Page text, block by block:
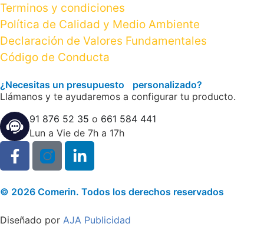
Terminos y condiciones
Política de Calidad y Medio Ambiente
Declaración de Valores Fundamentales
Código de Conducta
¿Necesitas un presupuesto personalizado?
Llámanos y te ayudaremos a configurar tu producto.
91 876 52 35 o 661 584 441
Lun a Vie de 7h a 17h
© 2026 Comerin. Todos los derechos reservados
Diseñado por AJA Publicidad